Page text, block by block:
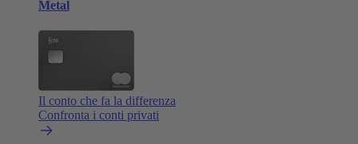
Metal
Il conto che fa la differenza
Confronta i conti privati